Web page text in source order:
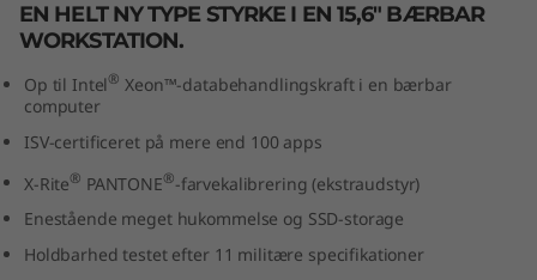
EN HELT NY TYPE STYRKE I EN 15,6" BÆRBAR
WORKSTATION.
Op til Intel® Xeon™-databehandlingskraft i en bærbar
computer
ISV-certificeret på mere end 100 apps
X-Rite® PANTONE®-farvekalibrering (ekstraudstyr)
Enestående meget hukommelse og SSD-storage
Holdbarhed testet efter 11 militære specifikationer